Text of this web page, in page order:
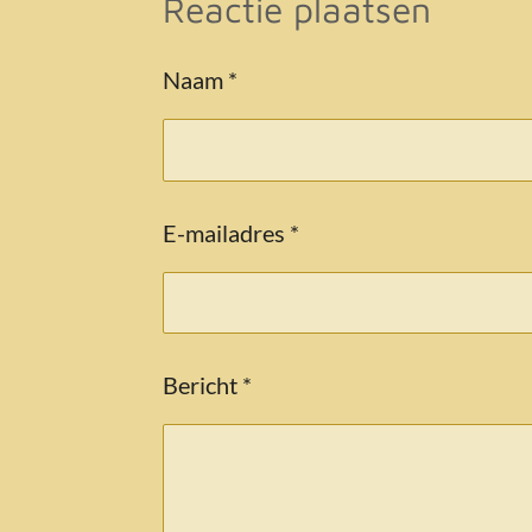
n
e
Reactie plaatsen
Naam *
E-mailadres *
Bericht *